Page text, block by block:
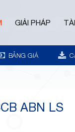
GIẢI PHÁP
BẢNG GIÁ
ABN LS